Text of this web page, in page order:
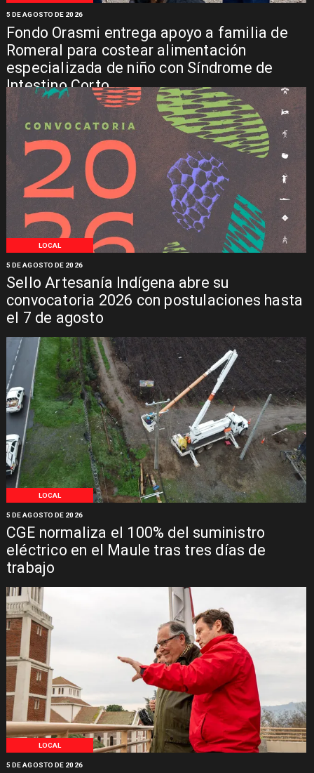
Fondo Orasmi entrega apoyo a familia de
Romeral para costear alimentación
especializada de niño con Síndrome de
Intestino Corto
5 DE AGOSTO DE 2026
LOCAL
Sello Artesanía Indígena abre su
convocatoria 2026 con postulaciones hasta
el 7 de agosto
5 DE AGOSTO DE 2026
LOCAL
CGE normaliza el 100% del suministro
eléctrico en el Maule tras tres días de
trabajo
5 DE AGOSTO DE 2026
LOCAL
5 DE AGOSTO DE 2026